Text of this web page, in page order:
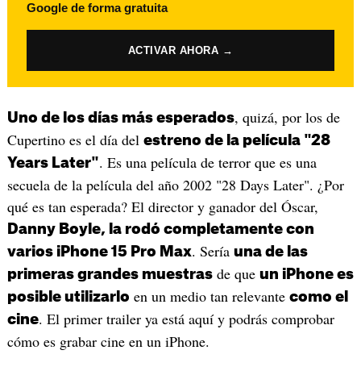
Google de forma gratuita
ACTIVAR AHORA →
Uno de los días más esperados, quizá, por los de
Cupertino es el día del estreno de la película "28
Years Later". Es una película de terror que es una
secuela de la película del año 2002 "28 Days Later". ¿Por
qué es tan esperada? El director y ganador del Óscar,
Danny Boyle, la rodó completamente con
varios iPhone 15 Pro Max. Sería una de las
primeras grandes muestrasde que un iPhone es
posible utilizarlo en un medio tan relevante como el
cine. El primer trailer ya está aquí y podrás comprobar
cómo es grabar cine en un iPhone.